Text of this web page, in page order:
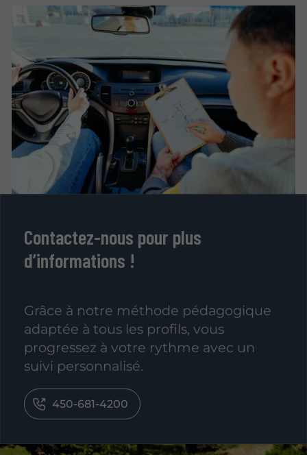
Contactez-nous pour plus
d’informations !
Grâce à notre méthode pédagogique
adaptée à tous les profils, vous
progressez à votre rythme avec un
suivi personnalisé.
450-681-4200